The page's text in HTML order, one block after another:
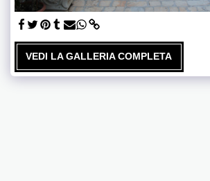
VEDI LA GALLERIA COMPLETA